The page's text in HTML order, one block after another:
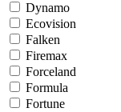
Dynamo
Ecovision
Falken
Firemax
Forceland
Formula
Fortune